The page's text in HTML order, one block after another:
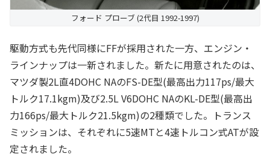
フォード プローブ (2代目 1992-1997)
駆動方式も先代同様にFFが採用された一方、エンジン・
ラインナップは一新されました。新たに用意されたのは、
マツダ製2L直4DOHC NAのFS-DE型(最高出力117ps/最大
トルク17.1kgm)及び2.5L V6DOHC NAのKL-DE型(最高出
力166ps/最大トルク21.5kgm)の2種類でした。トランス
ミッションは、それぞれに5速MTと4速トルコン式ATが設
定されました。